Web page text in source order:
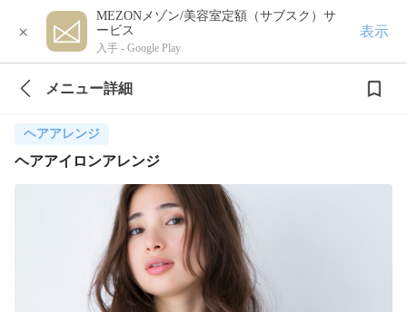
×
MEZONメゾン/美容室定額（サブスク）サ
ービス
入手 - Google Play
表示
メニュー詳細
ヘアアレンジ
ヘアアイロンアレンジ